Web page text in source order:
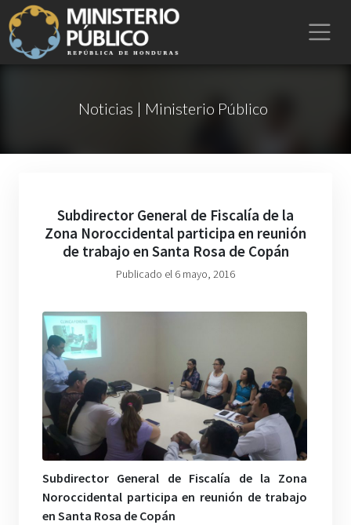
Noticias | Ministerio Público
Subdirector General de Fiscalía de la
Zona Noroccidental participa en reunión
de trabajo en Santa Rosa de Copán
Publicado el 6 mayo, 2016
Subdirector General de Fiscalía de la Zona
Noroccidental participa en reunión de trabajo
en Santa Rosa de Copán